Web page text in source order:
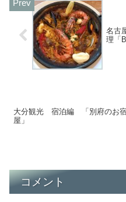
名古
理「
大分観光 宿泊編 「別府のお
屋」
コメント